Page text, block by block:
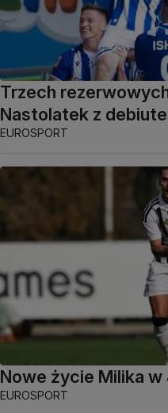
Trzech
Nastolatek z
EUROSPORT
Nowe życie Milika
EUROSPORT